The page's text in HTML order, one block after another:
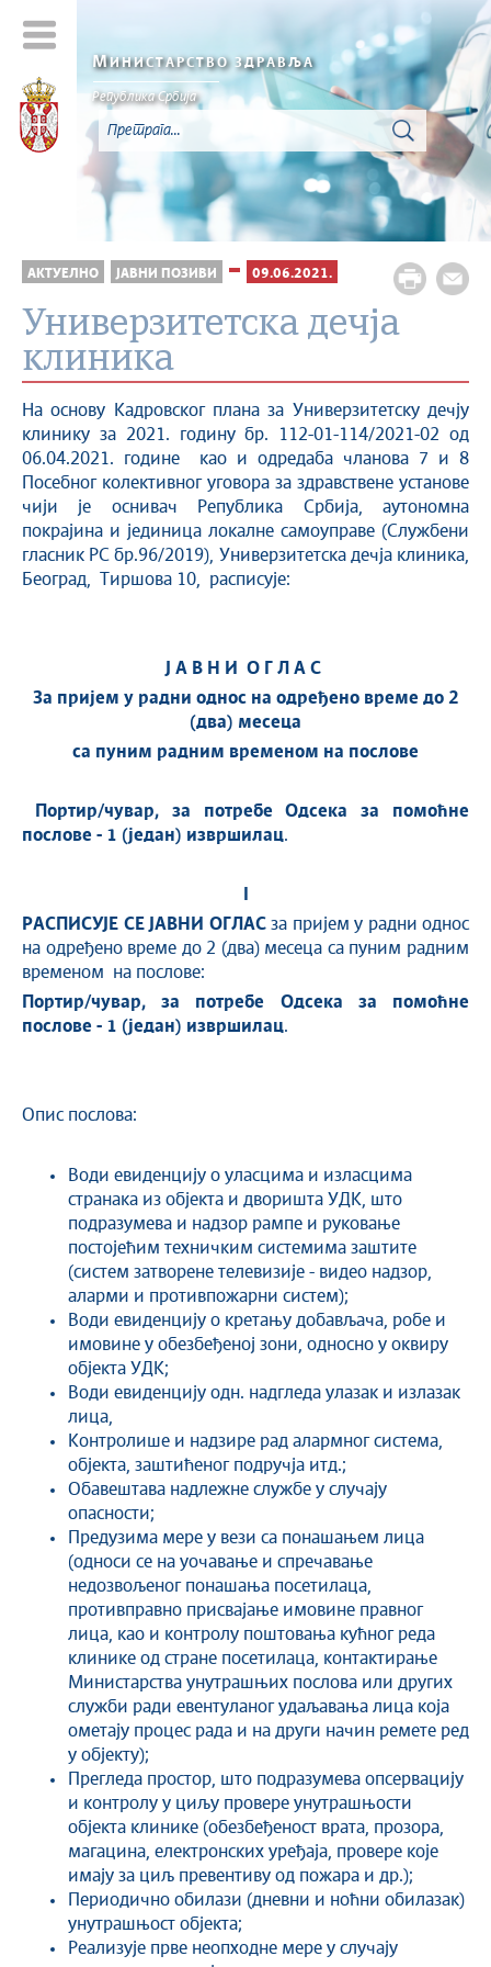
МИНИСТАРСТВО ЗДРАВЉА
Република Србија
АКТУЕЛНО ЈАВНИ ПОЗИВИ 09.06.2021.
Универзитетска дечја
клиника
На основу Кадровског плана за Универзитетску дечју
клинику за 2021. годину бр. 112-01-114/2021-02 од
06.04.2021. године као и одредаба чланова 7 и 8
Посебног колективног уговора за здравствене установе
чији је оснивач Република Србија, aутономна
покрајина и јединица локалне самоуправе (Службени
гласник РС бр.96/2019), Универзитетска дечја клиника,
Београд, Тиршова 10, расписује:
Ј А В Н И О Г Л А С
За пријем у радни однос на одређено време до 2
(два) месеца
са пуним радним временом на послове
Портир/чувар, за потребе Одсека за помоћне
послове - 1 (један) извршилац.
РАСПИСУЈЕ СЕ ЈАВНИ ОГЛАСза пријем у радни однос
на одређено време до 2 (два) месеца са пуним радним
временом на послове:
Портир/чувар, за потребе Одсека за помоћне
послове - 1 (један) извршилац.
Опис послова:
Води евиденцију о уласцима и изласцима
странака из објекта и дворишта УДК, што
подразумева и надзор рампе и руковање
постојећим техничким системима заштите
(систем затворене телевизије - видео надзор,
аларми и противпожарни систем);
Води евиденцију о кретању добављача, робе и
имовине у обезбеђеној зони, односно у оквиру
објекта УДК;
Води евиденцију одн. надгледа улазак и излазак
лица,
Контролише и надзире рад алармног система,
објекта, заштићеног подручја итд.;
Обавештава надлежне службе у случају
опасности;
Предузима мере у вези са понашањем лица
(односи се на уочавање и спречавање
недозвољеног понашања посетилаца,
противправно присвајање имовине правног
лица, као и контролу поштовања кућног реда
клинике од стране посетилаца, контактирање
Министарства унутрашњих послова или других
служби ради евентуланог удаљавања лица која
ометају процес рада и на други начин ремете ред
у објекту);
Прегледа простор, што подразумева опсервацију
и контролу у циљу провере унутрашњости
објекта клинике (обезбеђеност врата, прозора,
магацина, електронских уређаја, провере које
имају за циљ превентиву од пожара и др.);
Периодично обилази (дневни и ноћни обилазак)
унутрашњост објекта;
Реализује прве неопходне мере у случају